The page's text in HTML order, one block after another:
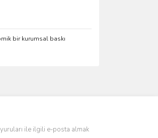
bir kurumsal baskı
ile ilgili e-posta almak